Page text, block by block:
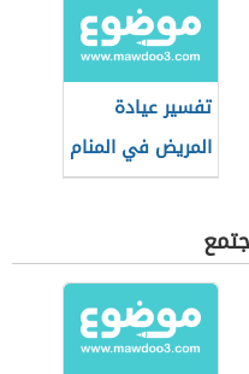
تفسير عيادة
المريض في المنام